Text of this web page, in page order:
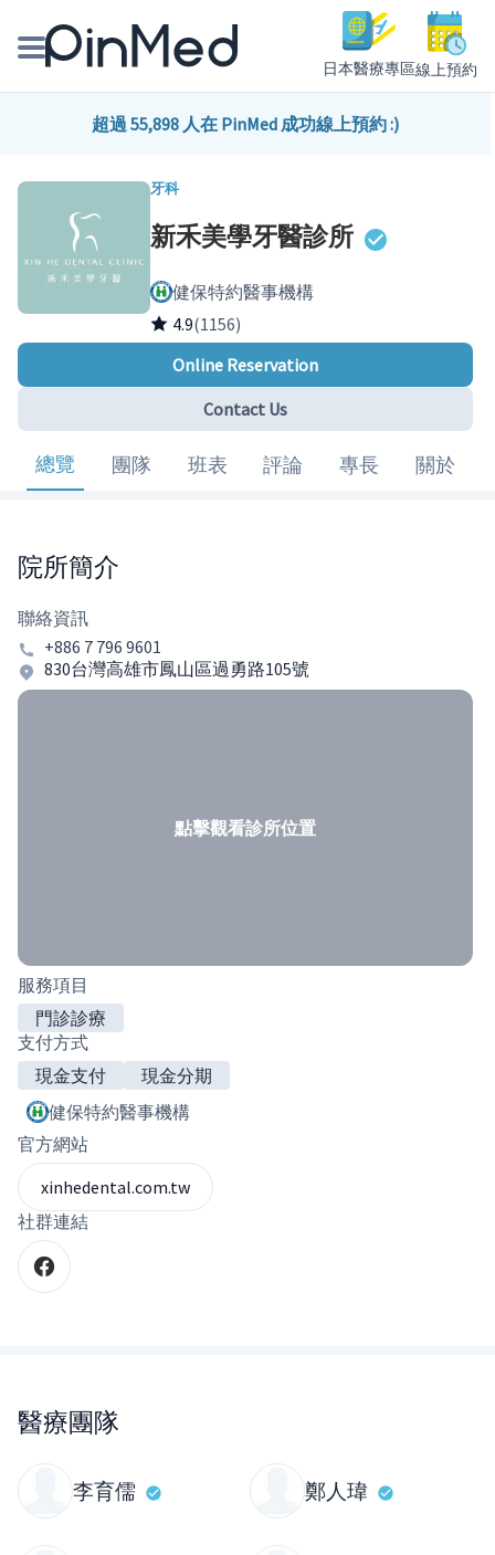
日本醫療專區線上預約
線上預約醫師、院所
醫師專欄專訪
健康主題館
我是醫療人員
超過 55,898 人在 PinMed 成功線上預約 :)
牙科
新禾美學牙醫診所
健保特約醫事機構
4.9(1156)
Online Reservation
Contact Us
總覽 團隊 班表 評論 專長 關於
院所簡介
聯絡資訊
+886 7 796 9601
830台灣高雄市鳳山區過勇路105號
點擊觀看診所位置
服務項目
門診診療
支付方式
現金支付
現金分期
健保特約醫事機構
官方網站
xinhedental.com.tw
社群連結
醫療團隊
李育儒 鄭人瑋